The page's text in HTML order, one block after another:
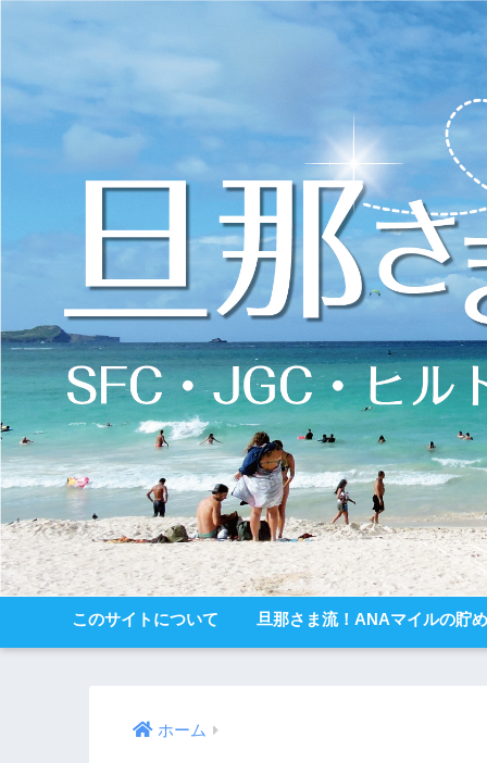
このサイトについて 旦那さま流！ANAマイルの貯
ホーム